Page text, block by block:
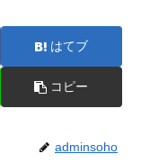
はてブ
コピー
adminsoho